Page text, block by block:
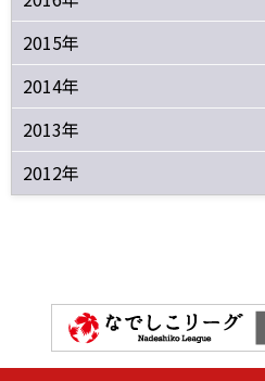
2015年
2014年
2013年
2012年